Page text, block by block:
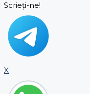
Scrieți-ne!
X